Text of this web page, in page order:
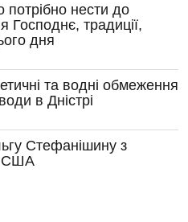
нести до
традиції,
дня
та водні обмеження
в Дністрі
Стефанішину з
США